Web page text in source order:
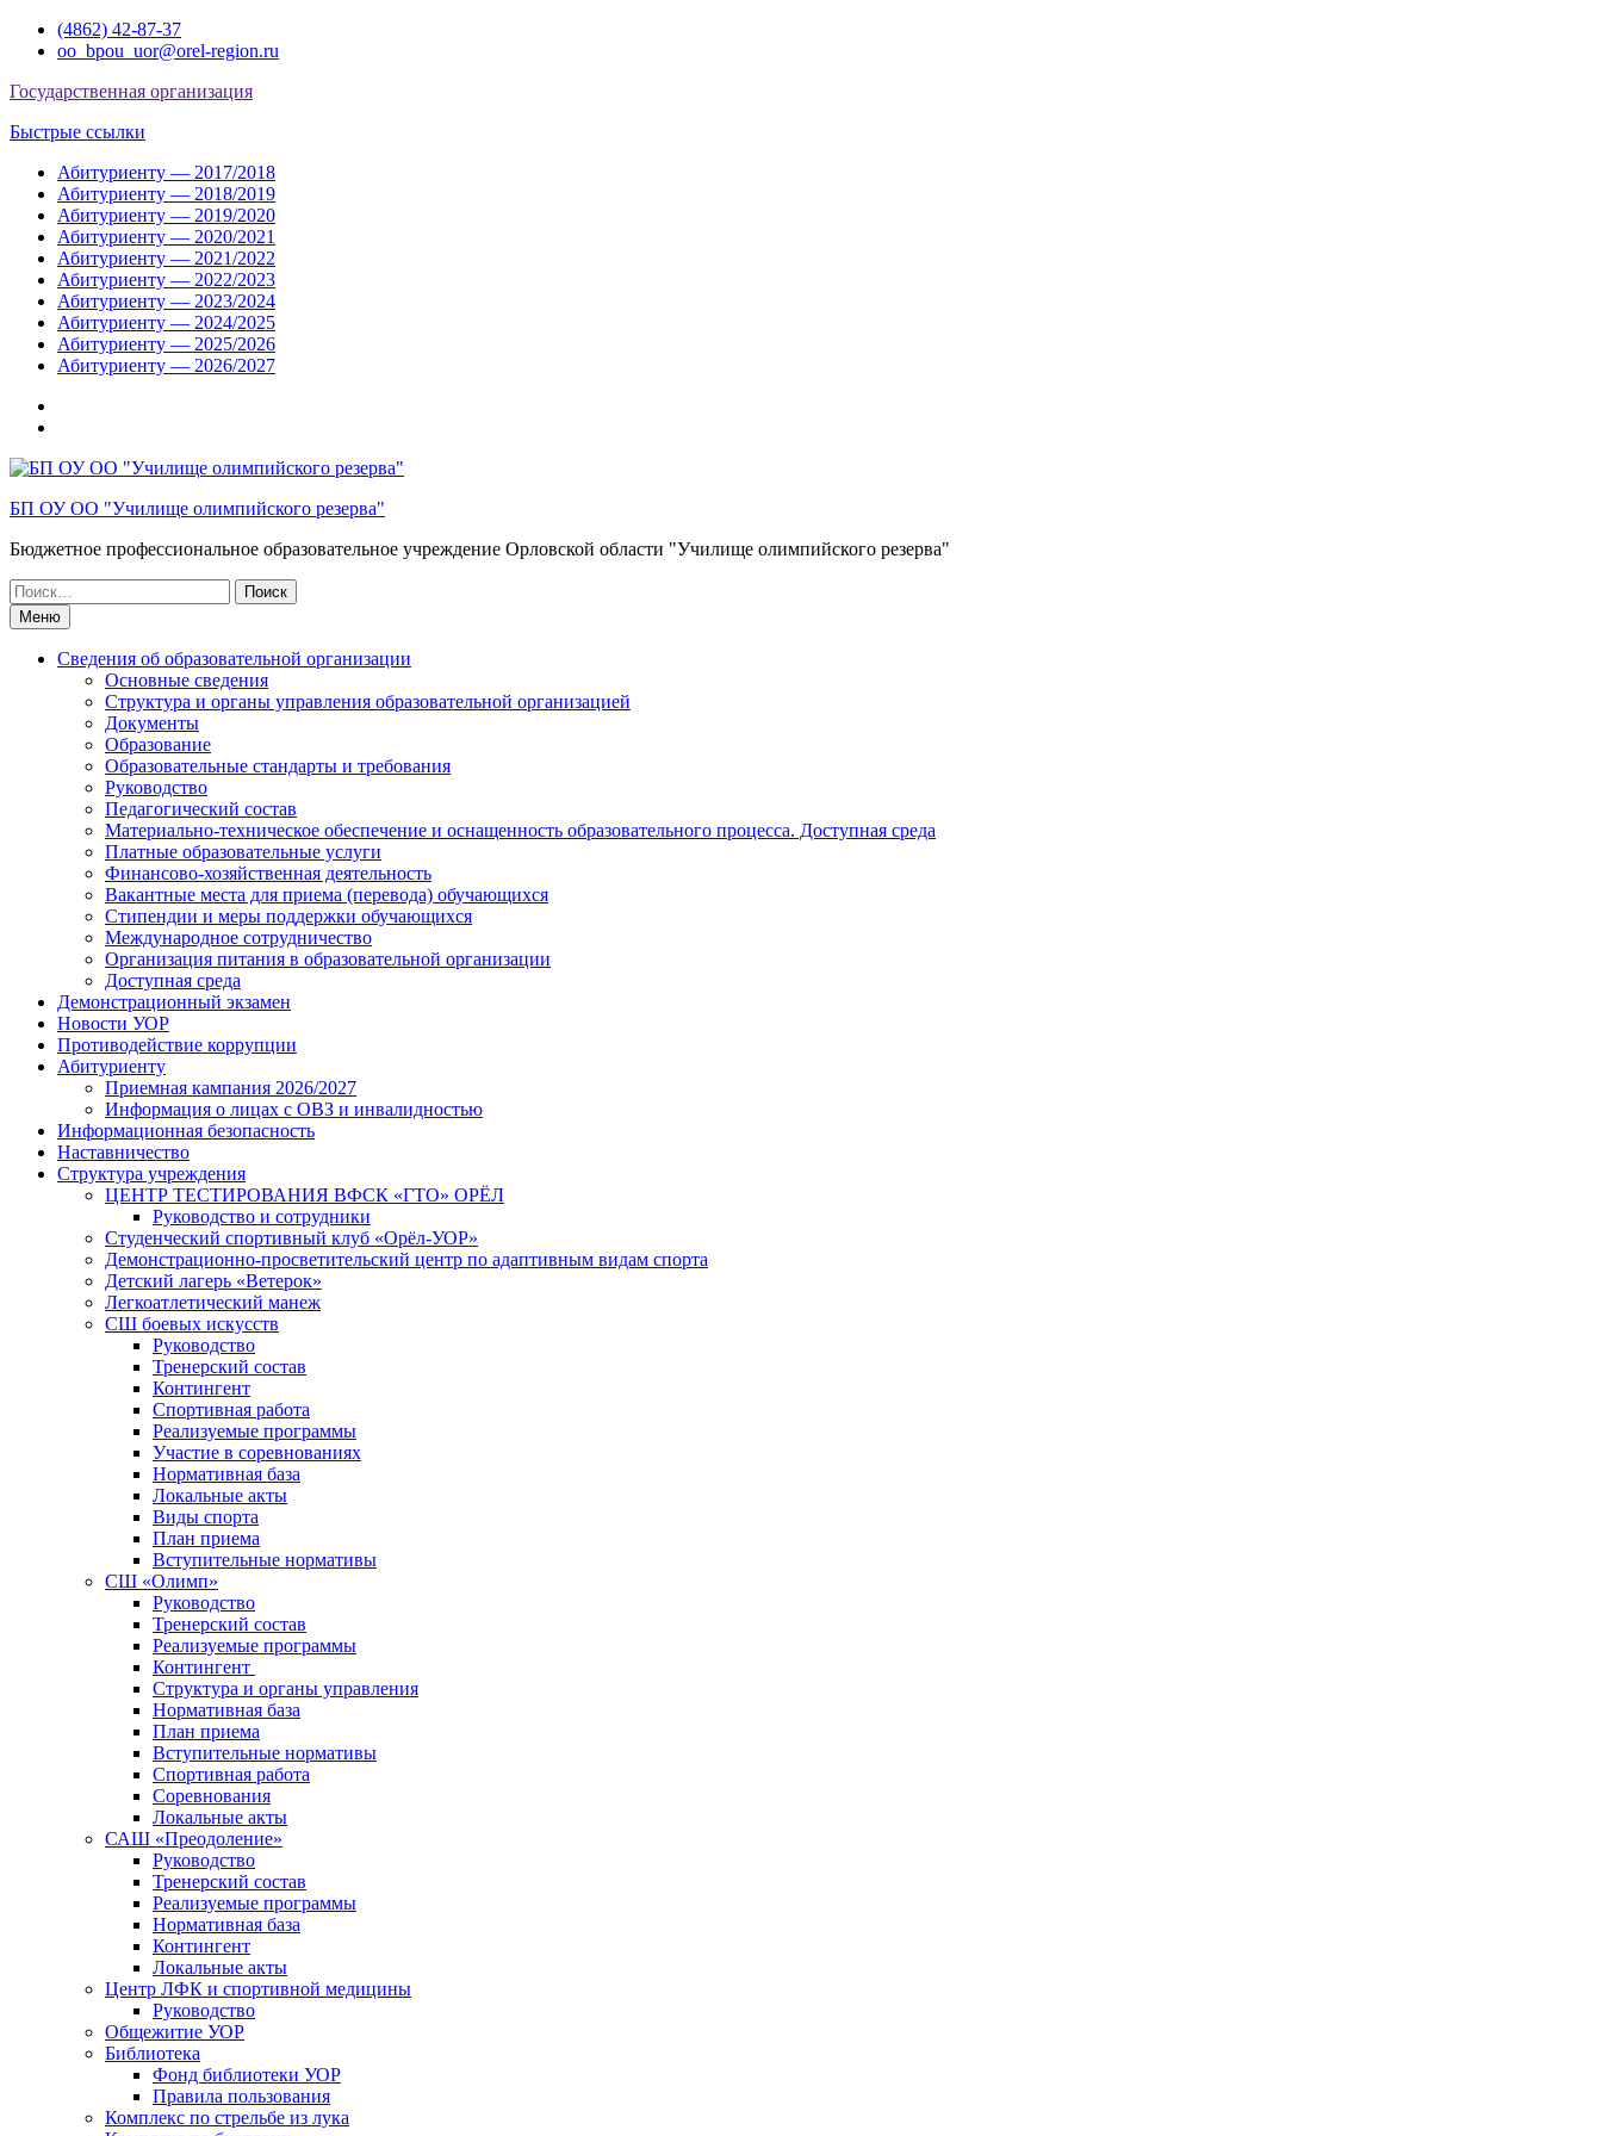
Перейти(4862) 42-87-37
oo_bpou_uor@orel-region.ru
Государственная организация
Быстрые ссылки
Абитуриенту — 2017/2018
Абитуриенту — 2018/2019
Абитуриенту — 2019/2020
Абитуриенту — 2020/2021
Абитуриенту — 2021/2022
Абитуриенту — 2022/2023
Абитуриенту — 2023/2024
Абитуриенту — 2024/2025
Абитуриенту — 2025/2026
Абитуриенту — 2026/2027
Одноклассниках
БП ОУ ОО "Училище олимпийского резерва"
Бюджетное профессиональное образовательное учреждение Орловской области "Училище олимпийского резерва"
Искать:
Меню
Сведения об образовательной организации
Основные сведения
Структура и органы управления образовательной организацией
Документы
Образование
Образовательные стандарты и требования
Руководство
Педагогический состав
Материально-техническое обеспечение и оснащенность образовательного процесса. Доступная среда
Платные образовательные услуги
Финансово-хозяйственная деятельность
Вакантные места для приема (перевода) обучающихся
Стипендии и меры поддержки обучающихся
Международное сотрудничество
Организация питания в образовательной организации
Доступная среда
Демонстрационный экзамен
Новости УОР
Противодействие коррупции
Абитуриенту
Приемная кампания 2026/2027
Информация о лицах с ОВЗ и инвалидностью
Информационная безопасность
Наставничество
Структура учреждения
ЦЕНТР ТЕСТИРОВАНИЯ ВФСК «ГТО» ОРЁЛ
Руководство и сотрудники
Студенческий спортивный клуб «Орёл-УОР»
Демонстрационно-просветительский центр по адаптивным видам спорта
Детский лагерь «Ветерок»
Легкоатлетический манеж
СШ боевых искусств
Руководство
Тренерский состав
Контингент
Спортивная работа
Реализуемые программы
Участие в соревнованиях
Нормативная база
Локальные акты
Виды спорта
План приема
Вступительные нормативы
СШ «Олимп»
Руководство
Тренерский состав
Реализуемые программы
Контингент
Структура и органы управления
Нормативная база
План приема
Вступительные нормативы
Спортивная работа
Соревнования
Локальные акты
САШ «Преодоление»
Руководство
Тренерский состав
Реализуемые программы
Нормативная база
Контингент
Локальные акты
Центр ЛФК и спортивной медицины
Руководство
Общежитие УОР
Библиотека
Фонд библиотеки УОР
Правила пользования
Комплекс по стрельбе из лука